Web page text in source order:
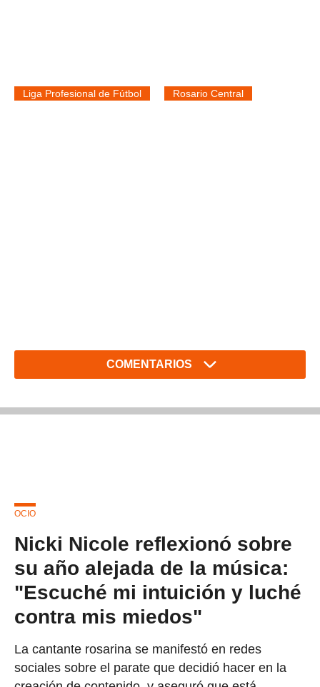
Liga Profesional de Fútbol Rosario Central
COMENTARIOS